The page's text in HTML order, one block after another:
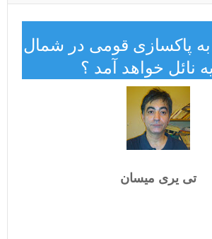
به پاکسازی قومی در شمال
نائل خواهد آمد ؟
تی یری میسان